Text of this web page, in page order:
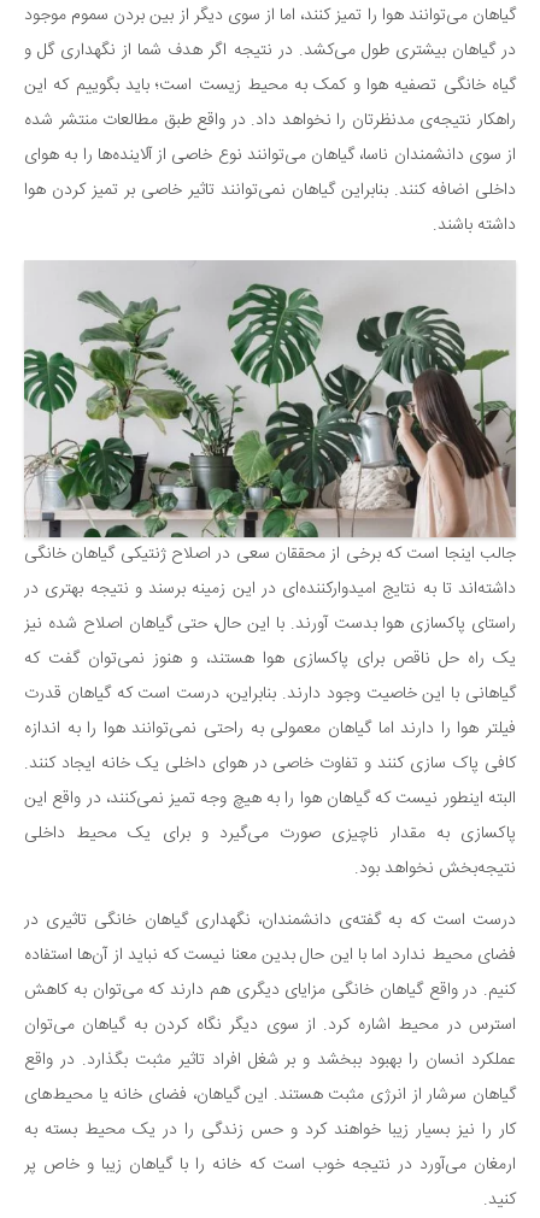
فرهنگ و هنر
سینما و تئاتر
تلویزیون
موسیقی
چهره‌ها
عکاسی و هنرهای تجسمی
کتاب و کتاب‌خوانی
تاریخ
معماری
علمی
فناوری‌ها
نجوم و هوا فضا
زمین و محیط زیست
خودرو
سرگرمی
دانستنی‌ها
بازی
طنز
فال
مسابقه
اخبار
گیاهان می‌توانند هوا را تمیز کنند، اما از سوی دیگر از بین بردن سموم موجود
در گیاهان بیشتری طول می‌کشد. در نتیجه اگر هدف شما از نگهداری گل و
گیاه خانگی تصفیه هوا و کمک به محیط زیست است؛ باید بگوییم که این
راهکار نتیجه‌ی مدنظرتان را نخواهد داد. در واقع طبق مطالعات منتشر شده
از سوی دانشمندان ناسا، گیاهان می‌توانند نوع خاصی از آلاینده‌ها را به هوای
داخلی اضافه کنند. بنابراین گیاهان نمی‌توانند تاثیر خاصی بر تمیز کردن هوا
داشته باشند.
جالب اینجا است که برخی از محققان سعی در اصلاح ژنتیکی گیاهان خانگی
داشته‌اند تا به نتایج امیدوار‌کننده‌ای در این زمینه برسند و نتیجه بهتری در
راستای پاکسازی هوا بدست آورند. با این حال، حتی گیاهان اصلاح شده نیز
یک راه حل ناقص برای پاکسازی هوا هستند، و هنوز نمی‌توان گفت که
گیاهانی با این خاصیت وجود دارند. بنابراین، درست است که گیاهان قدرت
فیلتر هوا را دارند اما گیاهان معمولی به راحتی نمی‌توانند هوا را به اندازه
کافی پاک سازی کنند و تفاوت خاصی در هوای داخلی یک خانه ایجاد کنند.
البته اینطور نیست که گیاهان هوا را به هیچ وجه تمیز نمی‌کنند، در واقع این
پاکسازی به مقدار ناچیزی صورت می‌گیرد و برای یک محیط داخلی
نتیجه‌بخش نخواهد بود.
درست است که به گفته‌ی دانشمندان، نگهداری گیاهان خانگی تاثیری در
فضای محیط ندارد اما با این حال بدین معنا نیست که نباید از آن‌ها استفاده
کنیم. در واقع گیاهان خانگی مزایای دیگری هم دارند که می‌توان به کاهش
استرس در محیط اشاره کرد. از سوی دیگر نگاه کردن به گیاهان می‌توان
عملکرد انسان را بهبود ببخشد و بر شغل افراد تاثیر مثبت بگذارد. در واقع
گیاهان سرشار از انرژی مثبت هستند. این گیاهان، فضای خانه یا محیط‌های
کار را نیز بسیار زیبا خواهند کرد و حس زندگی را در یک محیط بسته به
ارمغان می‌آورد در نتیجه خوب است که خانه را با گیاهان زیبا و خاص پر
کنید.